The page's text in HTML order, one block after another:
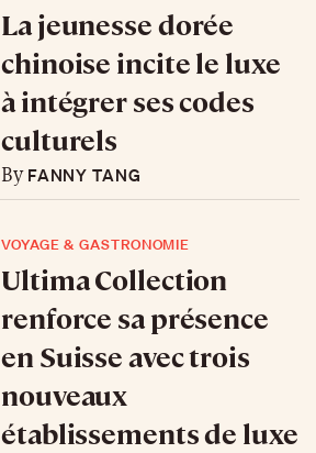
La jeunesse dorée
chinoise incite le luxe
à intégrer ses codes
culturels
ByFANNY TANG
VOYAGE & GASTRONOMIE
Ultima Collection
renforce sa présence
en Suisse avec trois
nouveaux
établissements de luxe